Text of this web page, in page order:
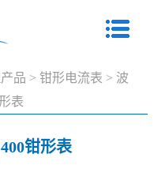
品 > 钳形电流表 > 波
表
钳形表